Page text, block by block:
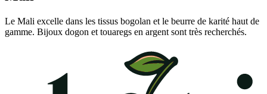
Le Mali excelle dans les tissus bogolan et le beurre de karité haut de
gamme. Bijoux dogon et touaregs en argent sont très recherchés.